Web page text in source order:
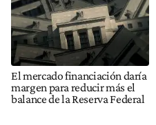
El mercado financiación daría
margen para reducir más el
balance de la Reserva Federal